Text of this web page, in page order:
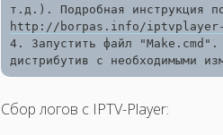
http://borpas.info/iptvplayer-
4. Запустить файл
дистрибутив с необходимыми
Сбор логов с IPTV-Player: